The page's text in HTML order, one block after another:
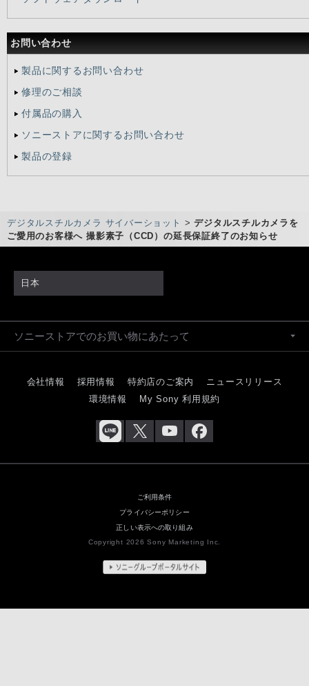
お問い合わせ
製品に関するお問い合わせ
修理のご相談
付属品の購入
ソニーストアに関するお問い合わせ
製品の登録
デジタルスチルカメラ サイバーショット >デジタルスチルカメラを
ご愛用のお客様へ 撮影素子（CCD）の延長保証終了のお知らせ
日本
ソニーストアでのお買い物にあたって
会社情報 採用情報 特約店のご案内
ニュースリリース
環境情報
My Sony 利用規約
ご利用条件
プライバシーポリシー
正しい表示への取り組み
Copyright 2026 Sony Marketing Inc.